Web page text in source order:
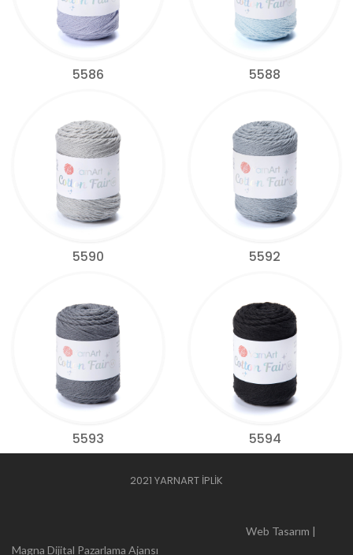
5586 5588
5590 5592
5593 5594
2021 YARNART İPLİK
Web Tasarım |
Magna Dijital Pazarlama Ajansı